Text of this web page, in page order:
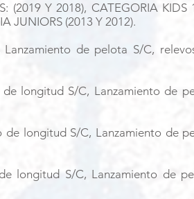
(2019 Y 2018), CATEGORIA KIDS
JUNIORS (2013 Y 2012).
de pelota S/C,
de longitud S/C, Lanzamiento de
de longitud S/C, Lanzamiento de
longitud S/C, Lanzamiento de